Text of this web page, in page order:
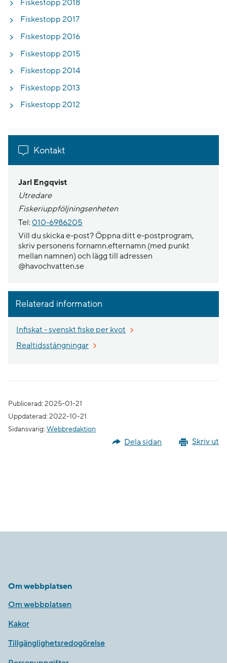
Fiskestopp 2018
Fiskestopp 2017
Fiskestopp 2016
Fiskestopp 2015
Fiskestopp 2014
Fiskestopp 2013
Fiskestopp 2012
Kontakt
Jarl Engqvist
Utredare
Fiskeriuppföljningsenheten
Tel: 010-6986205
Vill du skicka e-post? Öppna ditt e-postprogram,
skriv personens fornamn.efternamn (med punkt
mellan namnen) och lägg till adressen
@havochvatten.se
Relaterad information
Infiskat - svenskt fiske per kvotÖppnas i nytt fönster.
RealtidsstängningarÖppnas i nytt fönster.
Publicerad: 2025-01-21
Uppdaterad: 2022-10-21
Sidansvarig: Webbredaktion
Skriv ut
Dela sidan
Om webbplatsen
Om webbplatsen
Kakor
Tillgänglighetsredogörelse